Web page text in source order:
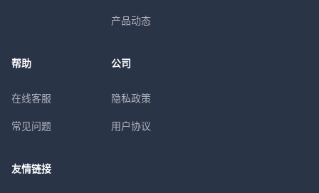
产品动态
帮助
在线客服
常见问题
公司
隐私政策
用户协议
友情链接